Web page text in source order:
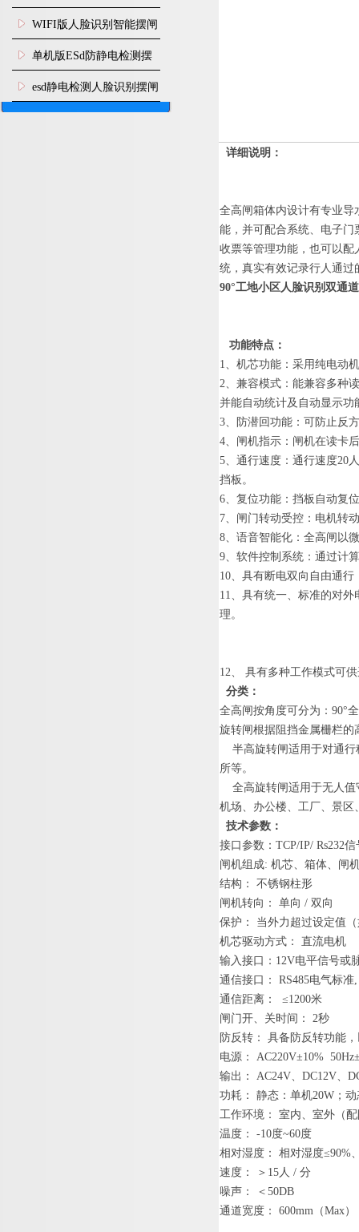
闸机食堂消费摆闸
WIFI版人脸识别智能摆闸
机
单机版ESd防静电检测摆
闸机
esd静电检测人脸识别摆闸
安装
详细说明：
全高闸箱体内设计有专业
能，并可配合系统、电子
收票等管理功能 ，也可以
统，真实有效记录行人通过
90°工地小区人脸识别双通
功能特点 ：
1、机芯功能：采用纯电动
2、兼容模式：能兼容多种
并能自动统计及自动显示功
3、 防潜回功能：可防止反
4、 闸机指示： 闸机在读卡
5、通行速度：通行速度20
挡板。
6、复位功能：挡板自动复
7、闸门转动受控：电机转
8、语音智能化：全高闸以
9、软件控制系统：通过计
10、具有断电双向自由通行
11、具有统一、标准的对外
理。
12、
具有多种工作模式可
分类 ：
全高闸按角度可分为 ：90°
旋转闸根据阻挡金属栅栏
半高旋转闸适用于对通
所等。
全高旋转闸适用于无人
机场、办公楼、工厂、景区
技术参数 ：
接口参数 ：TCP/IP/ Rs232信
闸机组 成: 机芯、箱体、闸
结构 ： 不锈钢柱形
闸机转向 ： 单向 / 双 向
保护 ： 当外力超过设定值（
机芯驱动方式 ： 直流电机
输入接口 ： 12V电平信号或
通信接口 ： RS485电气标准,
通信距离 ： ≤1200米
闸门开、关时间 ： 2秒
防反转 ：
具备防反转功能
电源 ：
AC220V±10%
输出 ： AC24V、DC12V、
功耗 ： 静态：单机20W ；
工作环境 ：
室内、室外（
温度 ： -10度~60度
相对湿度 ： 相对湿度≤90%
速度 ： ＞ 15人 / 分
噪声 ： ＜50DB
通道宽度 ： 600mm （Max）